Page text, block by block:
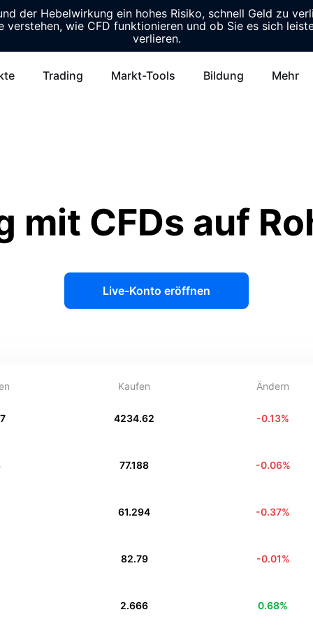
der Hebelwirkung ein hohes Risiko, schnell Geld zu
wie CFD funktionieren und ob Sie es sich
verlieren.
Trading Markt-Tools Bildung Mehr
mit CFDs auf
Live-Konto eröffnen
Kaufen Ändern
4234.62 -0.13%
77.188 -0.06%
61.294 -0.37%
82.79 -0.01%
2.666 0.68%